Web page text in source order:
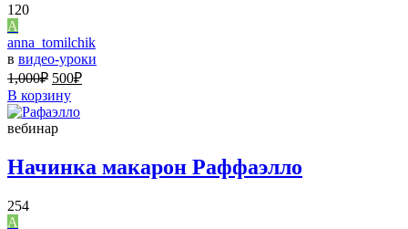
120
A
anna_tomilchik
в видео-уроки
1,000₽ 500₽
В корзину
вебинар
Начинка макарон Раффаэлло
254
A